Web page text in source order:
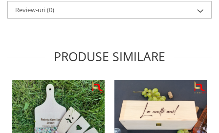
Review-uri(0)
PRODUSE SIMILARE